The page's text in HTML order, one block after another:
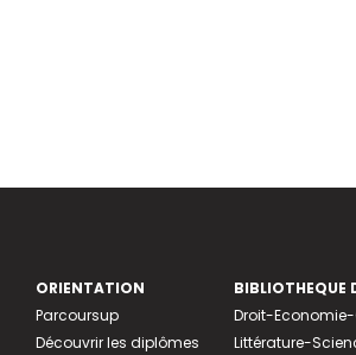
ORIENTATION
Parcoursup
Découvrir les diplômes
BIBLIOTHEQUE
Droit-
Littérature-